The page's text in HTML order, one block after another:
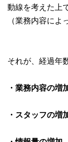
動線を考えた上
（業務内容によ
それが、経過年
・業務内容の増
・スタッフの増